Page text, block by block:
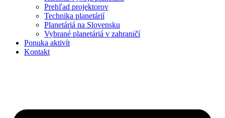
Prehľad projektorov
Technika planetárií
Planetáriá na Slovensku
Vybrané planetáriá v zahraničí
Ponuka aktivít
Kontakt